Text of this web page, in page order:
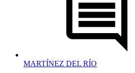
MARTÍNEZ DEL RÍO